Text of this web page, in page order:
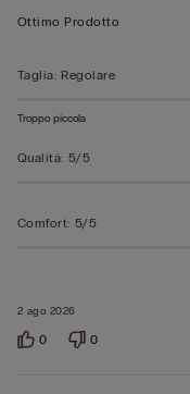
su
2 ago 2026
Ottimo Prodotto
Taglia: Regolare
Troppo piccola
Qualità: 5/5
Comfort: 5/5
0 0